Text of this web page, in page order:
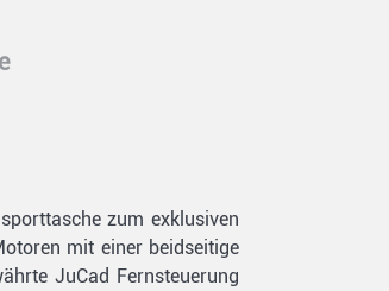
zum exklusiven
mit einer beidseitige
JuCad Fernsteuerung